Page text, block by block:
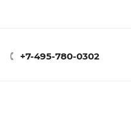
+7-495-780-0302